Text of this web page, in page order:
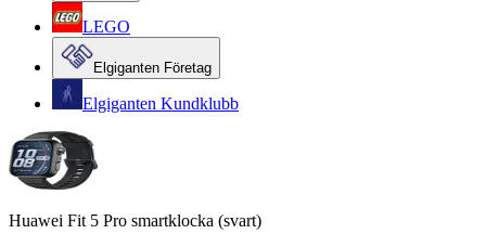
LEGO
Elgiganten Företag
Elgiganten Kundklubb
Huawei Fit 5 Pro smartklocka (svart)